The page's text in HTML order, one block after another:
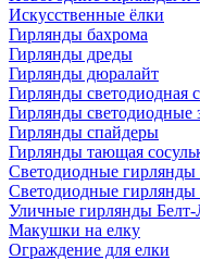
Искусственные ёлки
Гирлянды бахрома
Гирлянды дреды
Гирлянды дюралайт
Гирлянды светодиодная
Гирлянды светодиодные
Гирлянды спайдеры
Гирлянды тающая
Светодиодные гирлянды
Светодиодные
Уличные гирлянды Белт-
Макушки на елку
Ограждение для елки